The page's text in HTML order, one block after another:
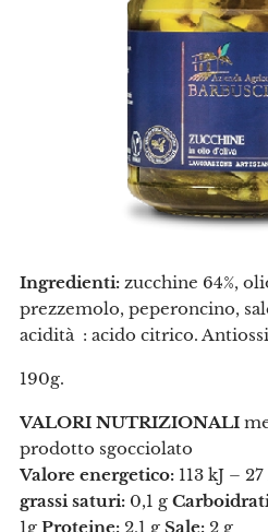
Ingredienti: zucchine 64%,
prezzemolo, peperoncino,
acidità : acido citrico.
190g.
VALORI NUTRIZIONALI
prodotto sgocciolato
Valore energetico: 113 kJ –
grassi saturi: 0,1 g
1g Proteine: 2,1 g Sale: 2 g